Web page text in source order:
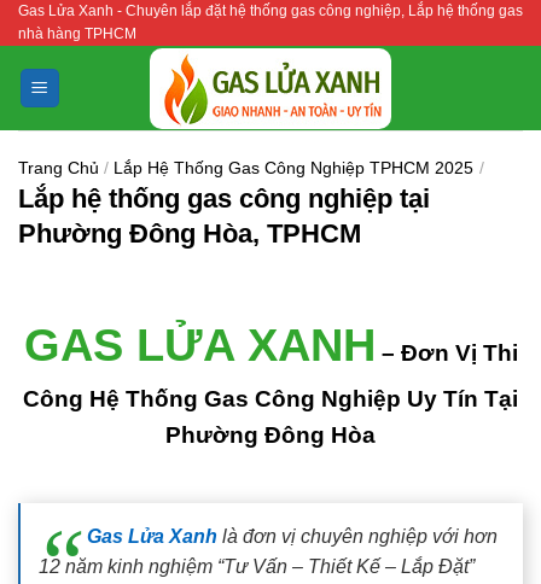
Bỏ
qua
nội
dung
Gas Lửa Xanh - Chuyên lắp đặt hệ thống gas công nghiệp, Lắp hệ thống gas
nhà hàng TPHCM
Trang Chủ / Lắp Hệ Thống Gas Công Nghiệp TPHCM 2025 /
Lắp hệ thống gas công nghiệp tại
Phường Đông Hòa, TPHCM
GAS LỬA XANH – Đơn Vị Thi
Công Hệ Thống Gas Công Nghiệp Uy Tín Tại
Phường Đông Hòa
Gas Lửa Xanh là đơn vị chuyên nghiệp với hơn
12 năm kinh nghiệm “Tư Vấn – Thiết Kế – Lắp Đặt”